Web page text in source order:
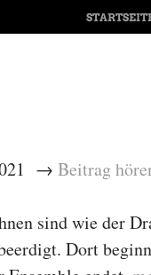
MENÜ
SPRINGE
→ Beitrag
sind wie der
Dort